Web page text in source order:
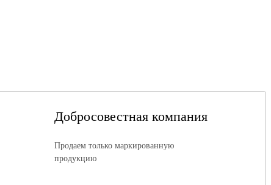
Добросовестная компания
Продаем только маркированную
продукцию